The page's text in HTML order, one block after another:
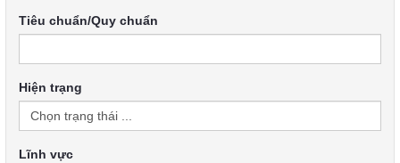
Tiêu chuẩn/Quy chuẩn
Hiện trạng
Lĩnh vực